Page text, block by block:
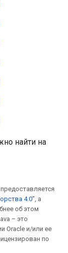
найти на
4.0", а
об этом
– это
Oracle и/или ее
по